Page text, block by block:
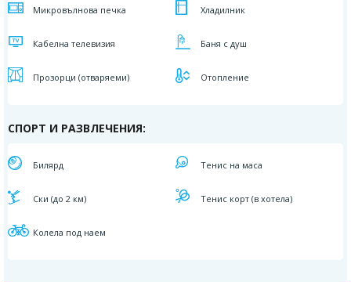
Микровълнова печка Хладилник
Кабелна телевизия Баня с душ
Прозорци (отваряеми) Отопление
СПОРТ И РАЗВЛЕЧЕНИЯ:
Билярд Тенис на маса
Ски (до 2 км) Тенис корт (в хотела)
Колела под наем